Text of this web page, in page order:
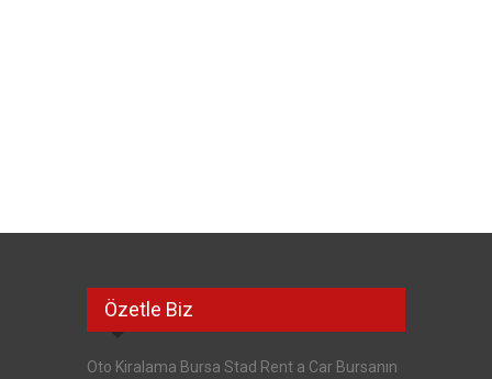
Özetle Biz
Oto Kiralama Bursa Stad Rent a Car Bursanın